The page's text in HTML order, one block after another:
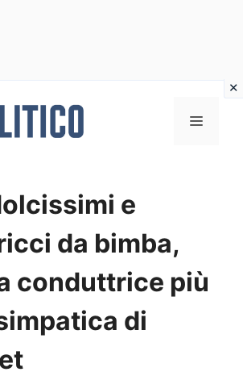
MENU
e
da bimba,
conduttrice più
di